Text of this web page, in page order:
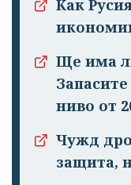
Как
Ще има
ниво от
Чужд
защита,